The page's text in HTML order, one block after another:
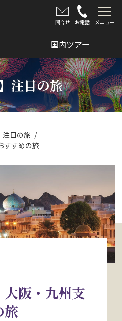
問合せ お電話 メニュー
い合わせ
お問い合わせ
国内ツアー
注目の旅
注目の旅
すすめの旅
大阪・九州支
旅